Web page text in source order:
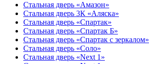
Стальная дверь «Амазон»
Стальная дверь 3К «Аляска»
Стальная дверь «Спартак»
Стальная дверь «Спартак Б»
Стальная дверь «Спартак с зеркалом»
Стальная дверь «Соло»
Стальная дверь «Next 1»